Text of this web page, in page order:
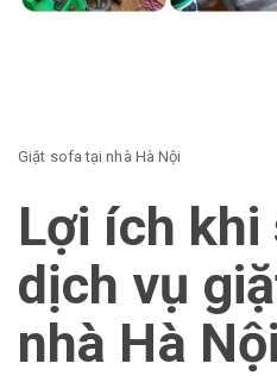
Giặt sofa tại nhà Hà Nội
Lợi ích khi
dịch vụ
nhà Hà Nội